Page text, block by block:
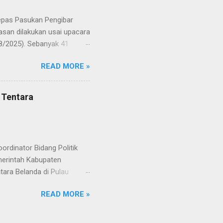
Pasukan Pengibar
dilakukan usai upacara
2025). Sebanyak 41
menuntaskan
kebangsaan yang
rasa bangga dan
pelatih, serta para
generasi penerus
READ MORE »
Bidang Politik
Kabupaten
Belanda di Pulau
Eropa Kemenko Polkam
READ MORE »